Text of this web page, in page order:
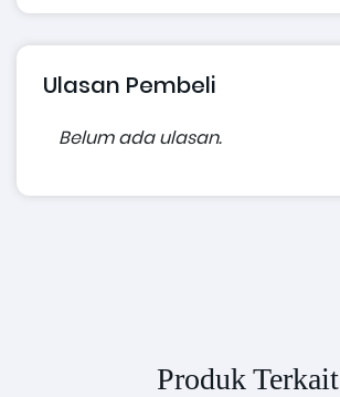
Ulasan Pembeli
Belum ada ulasan.
Produk Terkait